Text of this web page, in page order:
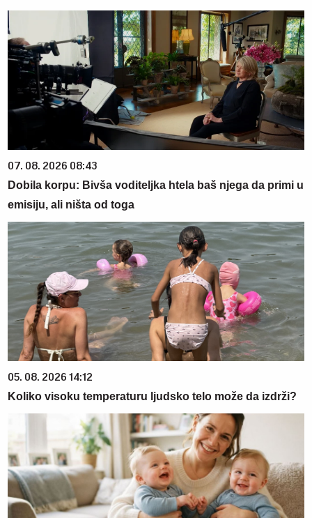
07. 08. 2026 08:43
Dobila korpu: Bivša voditeljka htela baš njega da primi u
emisiju, ali ništa od toga
05. 08. 2026 14:12
Koliko visoku temperaturu ljudsko telo može da izdrži?